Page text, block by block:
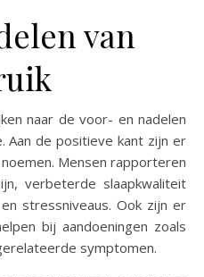
van
naar de voor- en nadelen
Aan de positieve kant zijn er
Mensen rapporteren
verbeterde slaapkwaliteit
stressniveaus. Ook zijn er
bij aandoeningen zoals
symptomen.